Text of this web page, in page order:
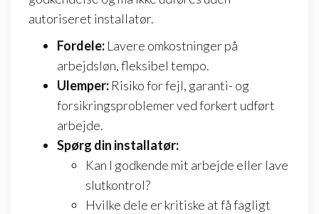
autoriseret installatør.
Fordele: Lavere omkostninger på
arbejdsløn, fleksibel tempo.
Ulemper: Risiko for fejl, garanti- og
forsikringsproblemer ved forkert udført
arbejde.
Spørg din installatør:
Kan I godkende mit arbejde eller lave
slutkontrol?
Hvilke dele er kritiske at få fagligt